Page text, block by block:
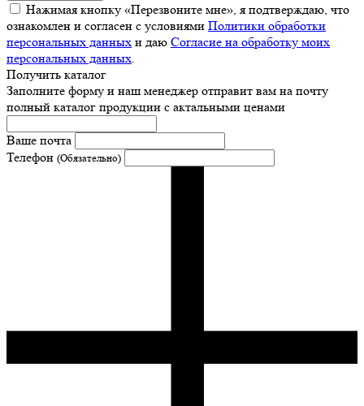
Нажимая кнопку «Перезвоните мне», я подтверждаю, что
ознакомлен и согласен с условиями Политики обработки
персональных данных и даю Согласие на обработку моих
персональных данных
Получить каталог
Заполните форму и наш менеджер отправит вам на почту
полный каталог продукции с актальными ценами
Ваше почта
Телефон (Обязательно)